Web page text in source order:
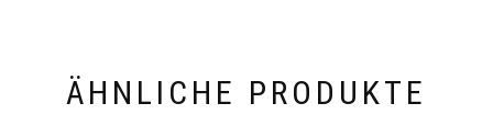
ÄHNLICHE PRODUKTE